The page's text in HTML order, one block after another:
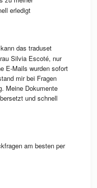
erledigt
das traduset
Silvia Escoté, nur
E-Mails wurden sofort
mir bei Fragen
Meine Dokumente
und schnell
am besten per